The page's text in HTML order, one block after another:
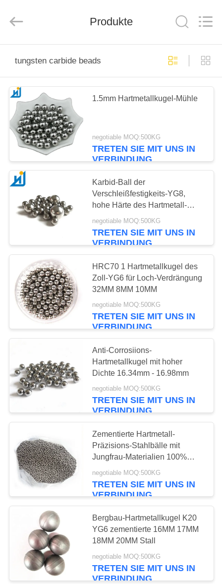
PRODUKTE
ÜBER
UNS
FABRIK-
AUSFLUG
QUALITÄTSKONTROLLE
TRETEN
SIE
MIT
UNS
VERBINDUNG
NACHRICHTEN
FÄLLE
FORDERN
EIN
ZITAT
SITEMAP
PRIVACY
POLICY
Services
Produkte
tungsten carbide beads
1.5mm Hartmetallkugel-Mühle
negotiable MOQ:500KG
TRETEN SIE MIT UNS IN
VERBINDUNG
Karbid-Ball der
Verschleißfestigkeits-YG8,
hohe Härte des Hartmetall-
Bereich-5MM
negotiable MOQ:500KG
TRETEN SIE MIT UNS IN
VERBINDUNG
HRC70 1 Hartmetallkugel des
Zoll-YG6 für Loch-Verdrängung
32MM 8MM 10MM
negotiable MOQ:500KG
TRETEN SIE MIT UNS IN
VERBINDUNG
Anti-Corrosiions-
Hartmetallkugel mit hoher
Dichte 16.34mm - 16.98mm
negotiable MOQ:500KG
TRETEN SIE MIT UNS IN
VERBINDUNG
Zementierte Hartmetall-
Präzisions-Stahlbälle mit
Jungfrau-Materialien 100%
0.3MM 2.5MM
negotiable MOQ:500KG
TRETEN SIE MIT UNS IN
VERBINDUNG
Bergbau-Hartmetallkugel K20
YG6 zementierte 16MM 17MM
18MM 20MM Stall
negotiable MOQ:500KG
TRETEN SIE MIT UNS IN
VERBINDUNG